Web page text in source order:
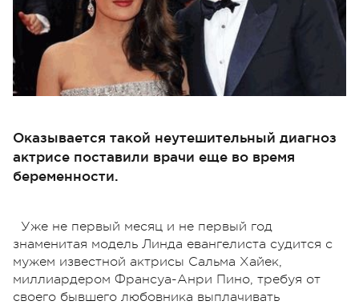
Оказывается такой неутешительный диагноз
актрисе поставили врачи еще во время
беременности.
Уже не первый месяц и не первый год
знаменитая модель Линда евангелиста судится с
мужем известной актрисы Сальма Хайек,
миллиардером Франсуа-Анри Пино, требуя от
своего бывшего любовника выплачивать